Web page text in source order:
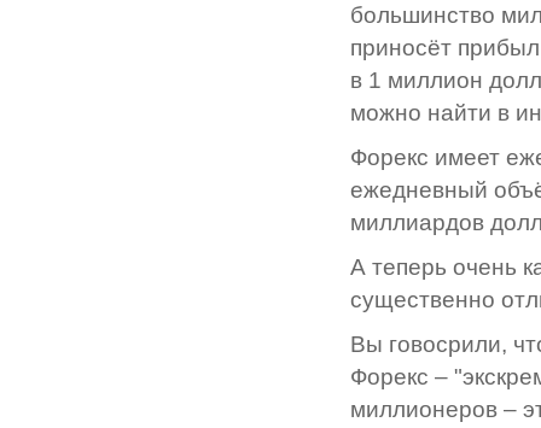
большинство
приносёт
в 1 миллион
можно найти в
Форекс имеет
ежедневный
миллиардов
А теперь очень
существенно
Вы говосрили,
Форекс –
миллионеров –